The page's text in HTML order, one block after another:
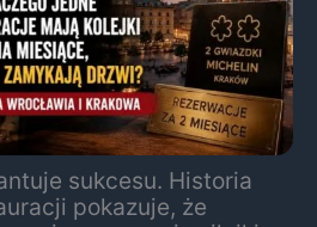
sukcesu. Historia
pokazuje, że